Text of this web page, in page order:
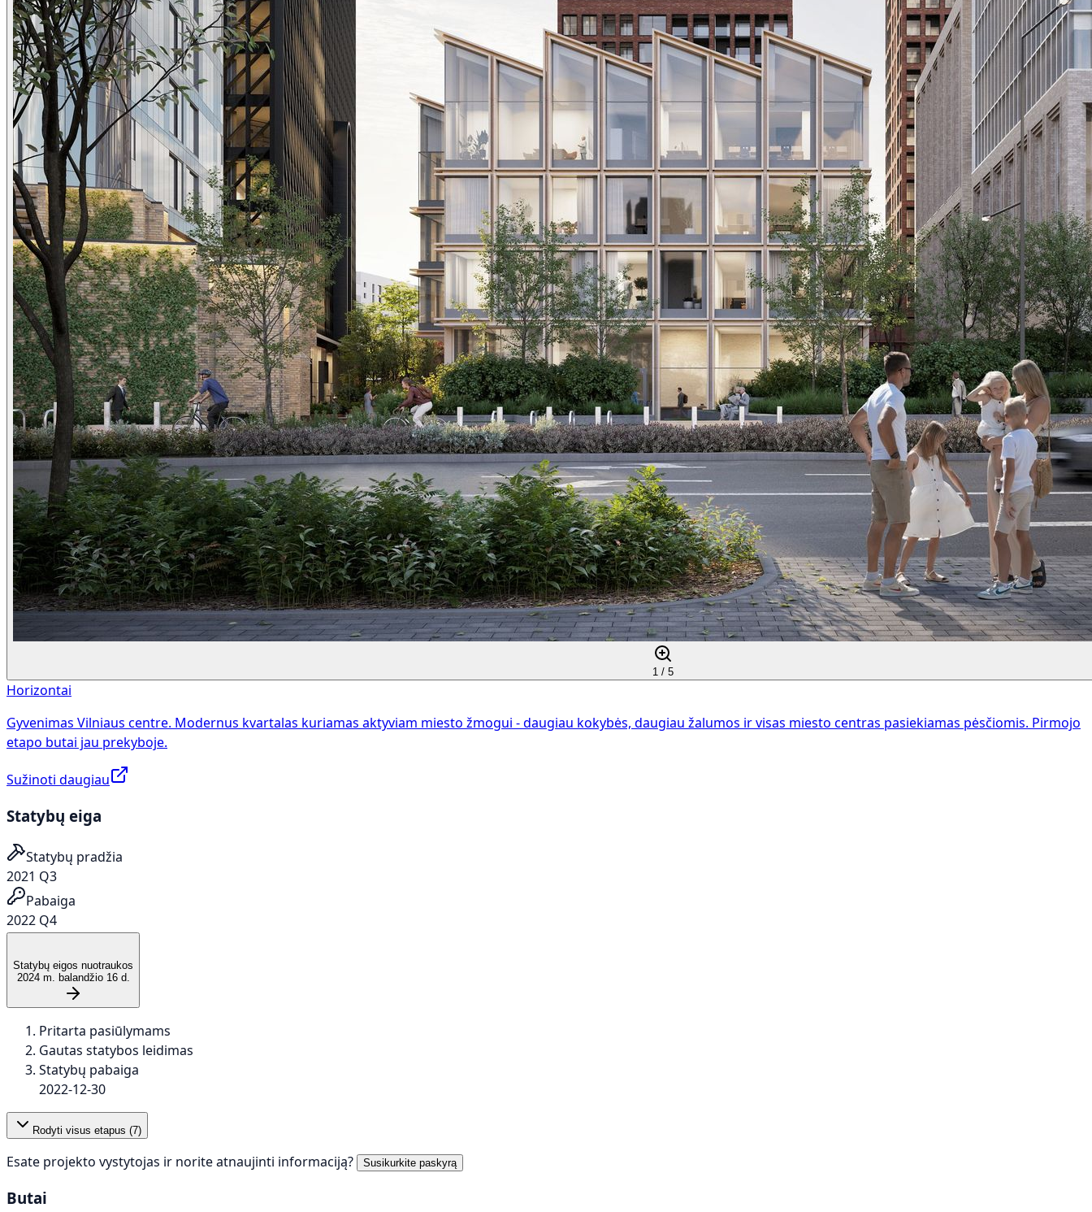
1 / 5
Horizontai
Gyvenimas Vilniaus centre. Modernus kvartalas kuriamas aktyviam miesto žmogui - daugiau kokybės, daugiau žalumos ir visas miesto centras pasiekiamas pėsčiomis. Pirmojo
etapo butai jau prekyboje.
Sužinoti daugiau
Statybų eiga
Statybų pradžia
2021 Q3
Pabaiga
2022 Q4
Statybų eigos nuotraukos
2024 m. balandžio 16 d.
Pritarta pasiūlymams
Gautas statybos leidimas
Statybų pabaiga
2022-12-30
Rodyti visus etapus (7)
Esate projekto vystytojas ir norite atnaujinti informaciją? Susikurkite paskyrą
Butai